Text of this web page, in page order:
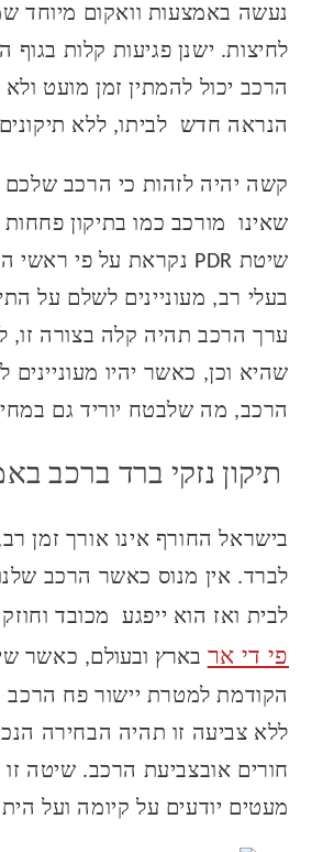
נעשה באמצעות וואקום מיוחד
הרכב יכול להמתין זמן מועט
הנראה חדש לביתו, ללא
קשה יהיה לזהות כי הרכב
שאינו מורכב כמו בתיקון
בעלי רב, מעוניינים לשלם על
ערך הרכב תהיה קלה בצורה זו,
שהיא וכן, כאשר יהיו
הרכב, מה שלבטח יוריד גם
תיקון נזקי ברד ברכב
בישראל החורף אינו אורך זמן
לברד. אין מנוס כאשר הרכב
לבית ואז הוא ייפגע מכובד
פי די אר בארץ ובעולם
הקודמת למטרת יישור פח הרכב
ללא צביעה זו תהיה הבחירה
חורים אובצביעת הרכב. שיטה זו
מעטים יודעים על קיומה ועל